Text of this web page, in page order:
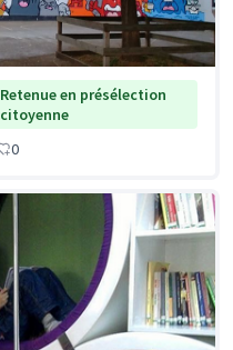
Retenue en présélection
citoyenne
0